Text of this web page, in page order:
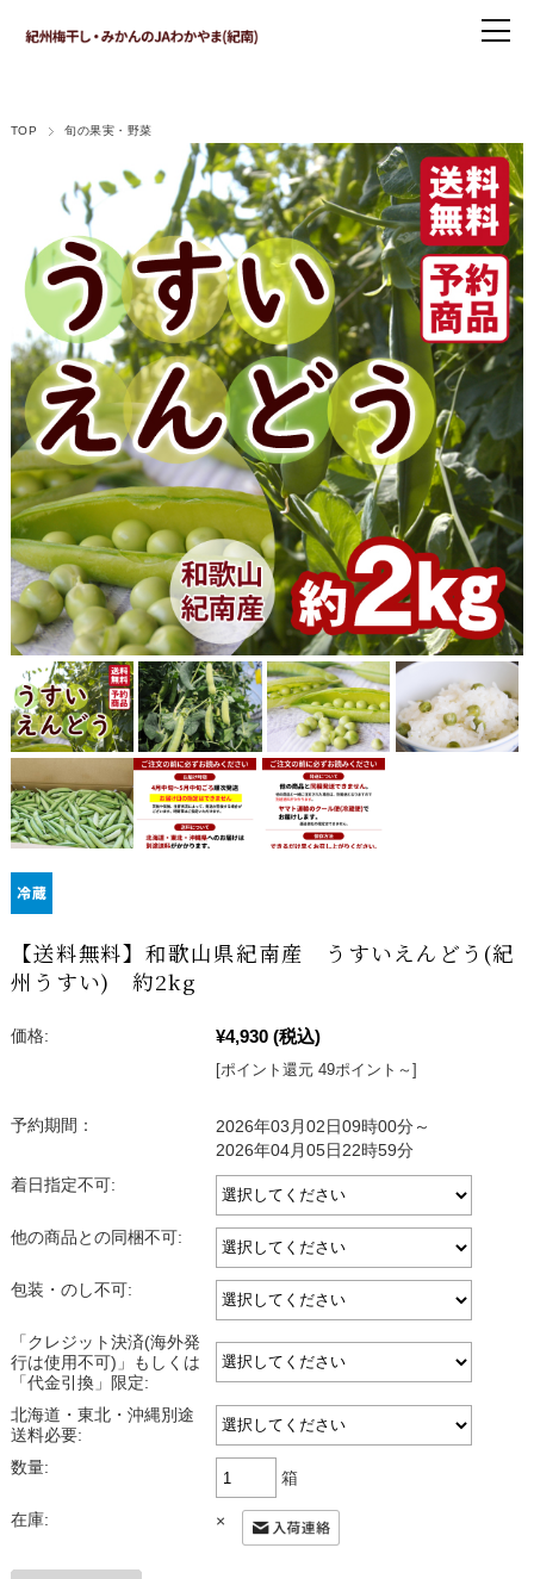
TOP 旬の果実・野菜
【送料無料】和歌山県紀南産 うすいえんどう(紀
州うすい) 約2kg
価格: ¥4,930 (税込)
[ポイント還元 49ポイント～]
予約期間：
2026年03月02日09時00分～
2026年04月05日22時59分
着日指定不可:
他の商品との同梱不可:
包装・のし不可:
「クレジット決済(海外発
行は使用不可)」もしくは
「代金引換」限定:
北海道・東北・沖縄別途
送料必要:
数量:
箱
在庫: ×